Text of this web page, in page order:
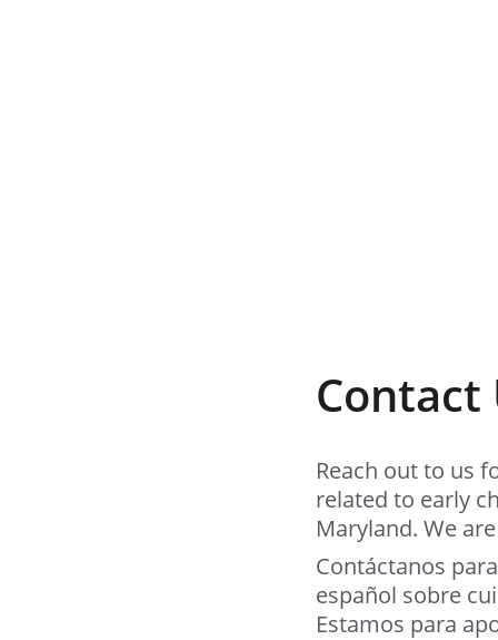
Contact
Reach out to us
related to early
Maryland. We
Contáctanos
español sobre
Estamos para